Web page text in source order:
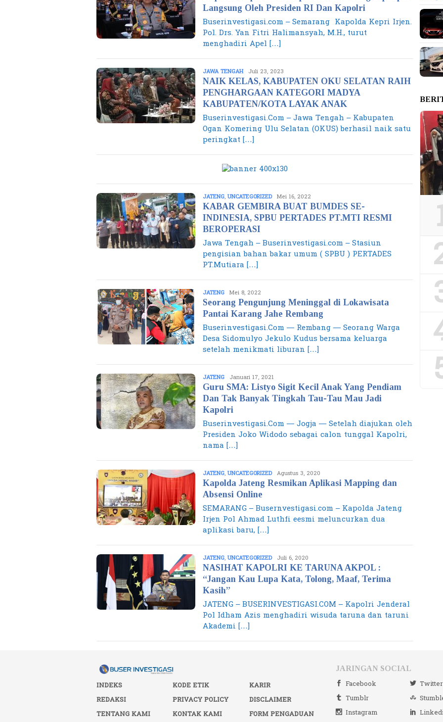
Langsung Oleh Presiden RI Dan Kapolri
Buserinvestigasi.com – Semarang Kapolda Kepri Irjen.
Pol. Drs. Yan Fitri Halimansyah, M.H., turut
menghadiri Apel […]
JAWA TENGAHadmin
Juli 23, 2023
NAIK KELAS, KABUPATEN OKU SELATAN RAIH
PENGHARGAAN KATEGORI MADYA
KABUPATEN/KOTA LAYAK ANAK
Buserinvestigasi.Com – Jawa Tengah – Kabupaten
Ogan Komering Ulu Selatan (OKUS) berhasil naik satu
peringkat […]
JATENG, UNCATEGORIZEDadmin
Mei 16, 2022
KABAR GEMBIRA BUAT BUMDES SE-
INDINESIA, SPBU PERTADES PT.MTI RESMI
BEROPERASI
Jawa Tengah – Buserinvestigasi.com – Stasiun
pengisian bahan bakar umum ( SPBU ) PERTADES
PT.Mutiara […]
JATENG admin
Mei 8, 2022
Seorang Pengunjung Meninggal di Lokawisata
Pantai Karang Jahe Rembang
Buserinvestigasi.Com — Rembang — Seorang Warga
Desa Sidomulyo Jekulo Kudus bersama keluarga
setelah menikmati liburan […]
JATENG admin
Januari 17, 2021
Guru SMA: Listyo Sigit Kecil Anak Yang Pendiam
Dan Tak Banyak Tingkah Tau-Tau Mau Jadi
Kapolri
Buserinvestigasi.Com — Jogja — Setelah diajukan oleh
Presiden Joko Widodo sebagai calon tunggal Kapolri,
nama […]
JATENG, UNCATEGORIZEDadmin
Agustus 3, 2020
Kapolda Jateng Resmikan Aplikasi Mapping dan
Absensi Online
SEMARANG – Busernvestigasi.com – Kapolda Jateng
Irjen Pol Ahmad Luthfi eesmi meluncurkan dua
aplikasi baru, […]
JATENG, UNCATEGORIZEDadmin
Juli 6, 2020
NASIHAT KAPOLRI KE TARUNA AKPOL :
“Jangan Kau Lupa Kata, Tolong, Maaf, Terima
Kasih”
JATENG – BUSERINVESTIGASI.COM – Kapolri Jenderal
Pol Idham Azis menghadiri wisuda taruna dan taruni
Akademi […]
INDEKS KODE ETIK
KARIR
REDAKSI
PRIVACY POLICY
DISCLAIMER
TENTANG KAMI
KONTAK KAMI FORM PENGADUAN
JARINGAN SOCIAL
Facebook Twitter
Tumblr
Instagram